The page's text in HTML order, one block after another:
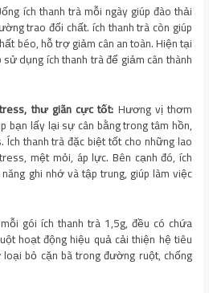
ích thanh trà mỗi ngày giúp đào thải
trao đổi chất. ích thanh trà còn giúp
béo, hỗ trợ giảm cân an toàn. Hiện tại
dụng ích thanh trà để giảm cân thành
thư giãn cực tốt: Hương vị thơm
bạn lấy lại sự cân bằng trong tâm hồn,
thanh trà đặc biệt tốt cho những lao
mệt mỏi, áp lực. Bên cạnh đó, ích
ghi nhớ và tập trung, giúp làm việc
gói ích thanh trà 1,5g, đều có chứa
hoạt động hiệu quả cải thiện hệ tiêu
bỏ cặn bã trong đường ruột, chống